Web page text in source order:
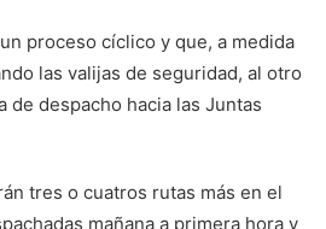
proceso cíclico y que, a medida
las valijas de seguridad, al otro
de despacho hacia las Juntas
tres o cuatros rutas más en el
mañana a primera hora y